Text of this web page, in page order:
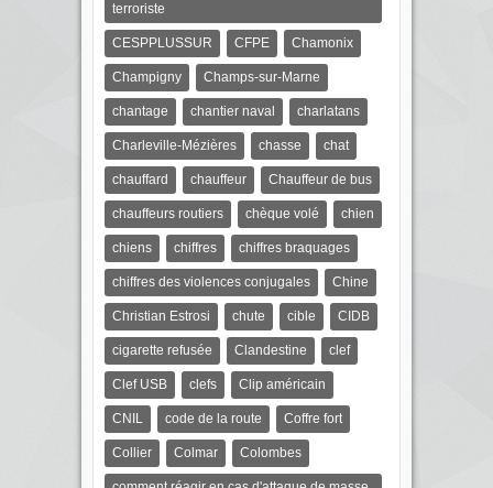
terroriste
CESPPLUSSUR CFPE Chamonix
Champigny Champs-sur-Marne
chantage chantier naval charlatans
Charleville-Mézières chasse chat
chauffard chauffeur Chauffeur de bus
chauffeurs routiers chèque volé chien
chiens chiffres chiffres braquages
chiffres des violences conjugales Chine
Christian Estrosi chute cible CIDB
cigarette refusée Clandestine clef
Clef USB clefs Clip américain
CNIL code de la route Coffre fort
Collier Colmar Colombes